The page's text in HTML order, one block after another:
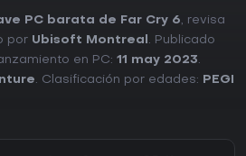
PC barata de Far Cry 6, revisa
por Ubisoft Montreal . Publicado
en PC: 11 may 2023.
. Clasificación por edades:
PEGI